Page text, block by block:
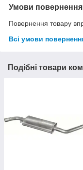
Умови повернення
Повернення товару
Всі умови
Подібні товари